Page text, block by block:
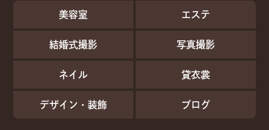
美容室 エステ
結婚式撮影 写真撮影
ネイル 貸衣裳
デザイン・装飾 ブログ